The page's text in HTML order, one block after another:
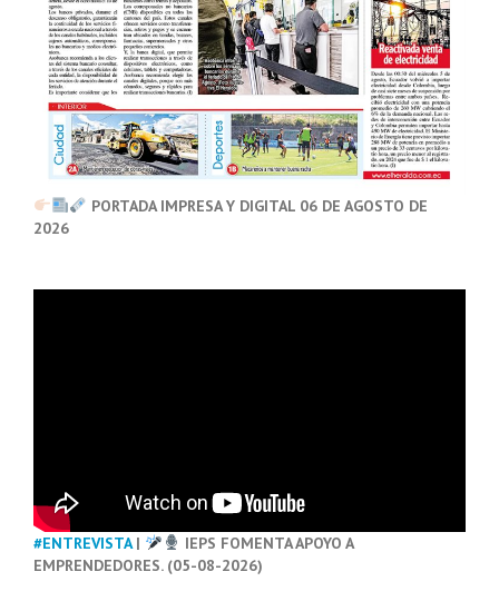
PORTADA IMPRESA Y DIGITAL 06 DE AGOSTO DE
2026
#ENTREVISTA|
IEPS FOMENTA APOYO A
EMPRENDEDORES. (05-08-2026)